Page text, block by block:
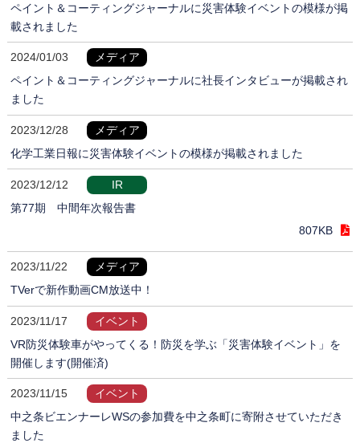
ペイント＆コーティングジャーナルに災害体験イベントの模様が掲
載されました
2024/01/03
メディア
ペイント＆コーティングジャーナルに社長インタビューが掲載され
ました
2023/12/28
メディア
化学工業日報に災害体験イベントの模様が掲載されました
2023/12/12
IR
第77期 中間年次報告書
807KB
2023/11/22
メディア
TVerで新作動画CM放送中！
2023/11/17
イベント
VR防災体験車がやってくる！防災を学ぶ「災害体験イベント」を
開催します(開催済)
2023/11/15
イベント
中之条ビエンナーレWSの参加費を中之条町に寄附させていただき
ました